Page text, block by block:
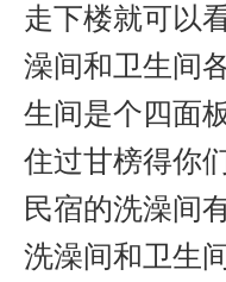
走下楼就可以
澡间和卫生间
生间是个四面
住过甘榜得你
民宿的洗澡间
洗澡间和卫生